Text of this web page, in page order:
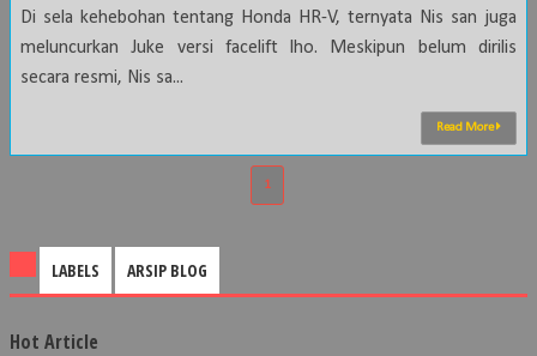
Di sela kehebohan tentang Honda HR-V, ternyata Nis san juga
meluncurkan Juke versi facelift lho. Meskipun belum dirilis
secara resmi, Nis sa...
Read More
1
LABELS ARSIP BLOG
Hot Article